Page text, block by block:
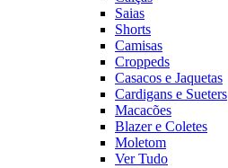
Saias
Shorts
Camisas
Croppeds
Casacos e Jaquetas
Cardigans e Sueters
Macacões
Blazer e Coletes
Moletom
Ver Tudo